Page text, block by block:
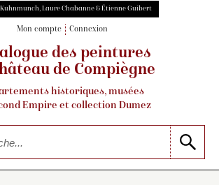
Laure Chabanne & Étienne Guibert
Mon compte Connexion
des peintures
de Compiègne
historiques, musées
Empire et collection Dumez